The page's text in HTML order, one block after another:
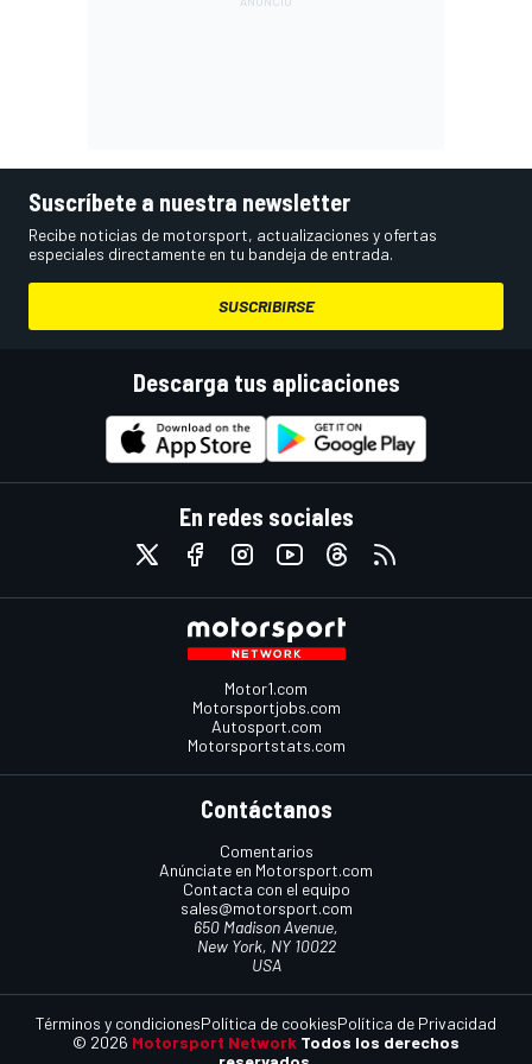
Suscríbete a nuestra newsletter
Recibe noticias de motorsport, actualizaciones y ofertas
especiales directamente en tu bandeja de entrada.
SUSCRIBIRSE
Descarga tus aplicaciones
En redes sociales
Motor1.com
Motorsportjobs.com
Autosport.com
Motorsportstats.com
Contáctanos
Comentarios
Anúnciate en Motorsport.com
Contacta con el equipo
sales@motorsport.com
650 Madison Avenue,
New York, NY 10022
USA
© 2026 Motorsport Network Todos los derechos
Términos y condicionesPolítica de cookiesPolítica de Privacidad